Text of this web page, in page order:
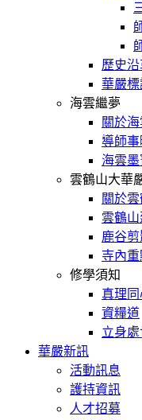
歷史
華嚴標
海雲繼夢
關於
導師事
海雲墨
雲鶴山大華
關於
雲鶴
鹿谷
寺內
修學須知
真理同
資糧道
立身處
華嚴新訊
活動訊息
護持資訊
人才招募